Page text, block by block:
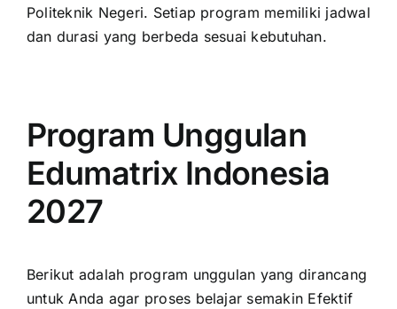
Politeknik Negeri. Setiap program memiliki jadwal
dan durasi yang berbeda sesuai kebutuhan.
Program Unggulan
Edumatrix Indonesia
2027
Berikut adalah program unggulan yang dirancang
untuk Anda agar proses belajar semakin Efektif